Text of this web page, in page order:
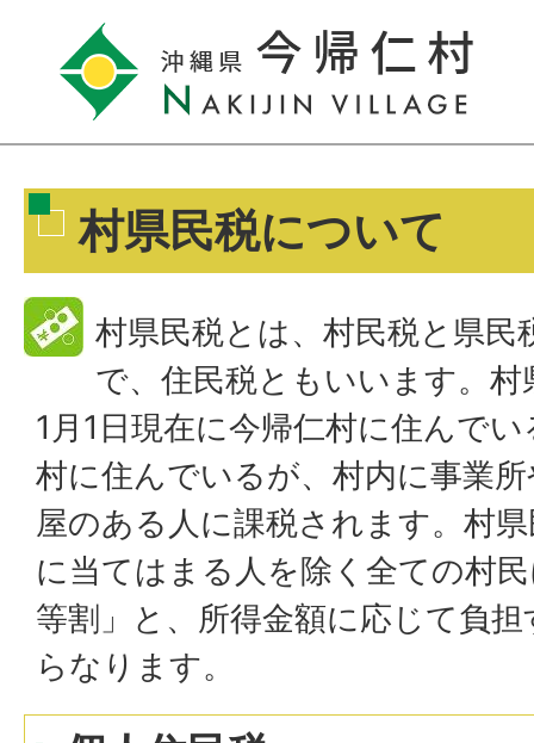
村県民税について
村県民税とは、村民税と県民
で、住民税ともいいます。
1月1日現在に今帰仁村に住んで
村に住んでいるが、村内に事業
屋のある人に課税されます。村
に当てはまる人を除く全ての村
等割」と、所得金額に応じて負
らなります。